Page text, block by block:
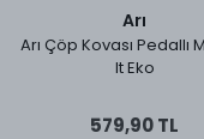
Arı
Arı Çöp Kovası Pedallı
lt Eko
579,90 TL